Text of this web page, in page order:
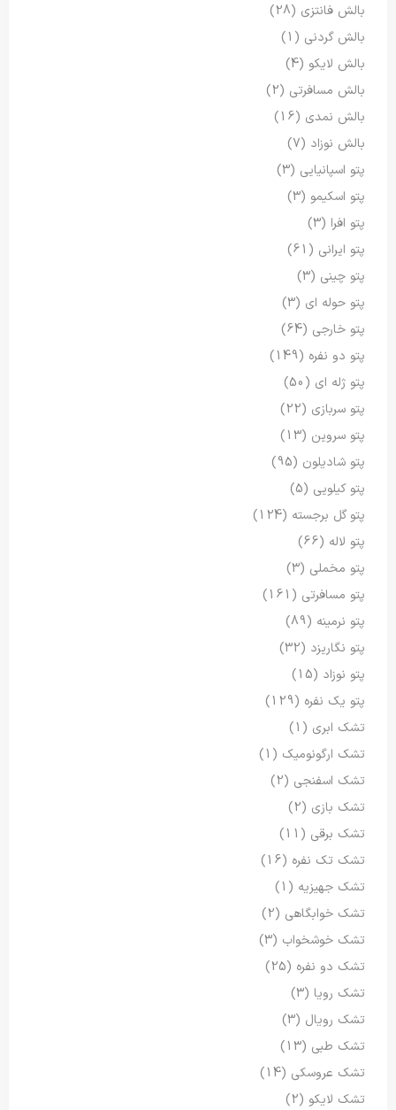
بالش فانتزی (28)
بالش گردنی (1)
بالش لایکو (4)
بالش مسافرتی (2)
بالش نمدی (16)
بالش نوزاد (7)
پتو اسپانیایی (3)
پتو اسکیمو (3)
پتو افرا (3)
پتو ایرانی (61)
پتو چینی (3)
پتو حوله ای (3)
پتو خارجی (64)
پتو دو نفره (149)
پتو ژله ای (50)
پتو سربازی (22)
پتو سروین (13)
پتو شادیلون (95)
پتو کیلویی (5)
پتو گل برجسته (124)
پتو لاله (66)
پتو مخملی (3)
پتو مسافرتی (161)
پتو نرمینه (89)
پتو نگاریزد (32)
پتو نوزاد (15)
پتو یک نفره (129)
تشک ابری (1)
تشک ارگونومیک (1)
تشک اسفنجی (2)
تشک بازی (2)
تشک برقی (11)
تشک تک نفره (16)
تشک جهیزیه (1)
تشک خوابگاهی (2)
تشک خوشخواب (3)
تشک دو نفره (25)
تشک رویا (3)
تشک رویال (3)
تشک طبی (13)
تشک عروسکی (14)
تشک لایکو (2)